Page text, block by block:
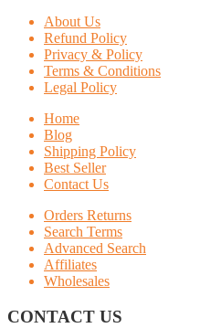
About Us
Refund Policy
Privacy & Policy
Terms & Conditions
Legal Policy
Home
Blog
Shipping Policy
Best Seller
Contact Us
Orders Returns
Search Terms
Advanced Search
Affiliates
Wholesales
CONTACT US